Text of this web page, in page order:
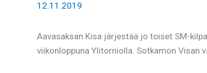
12.11.2019
Aavasaksan Kisa järjestää jo toiset SM-
viikonloppuna Ylitorniolla. Sotkamon Visan